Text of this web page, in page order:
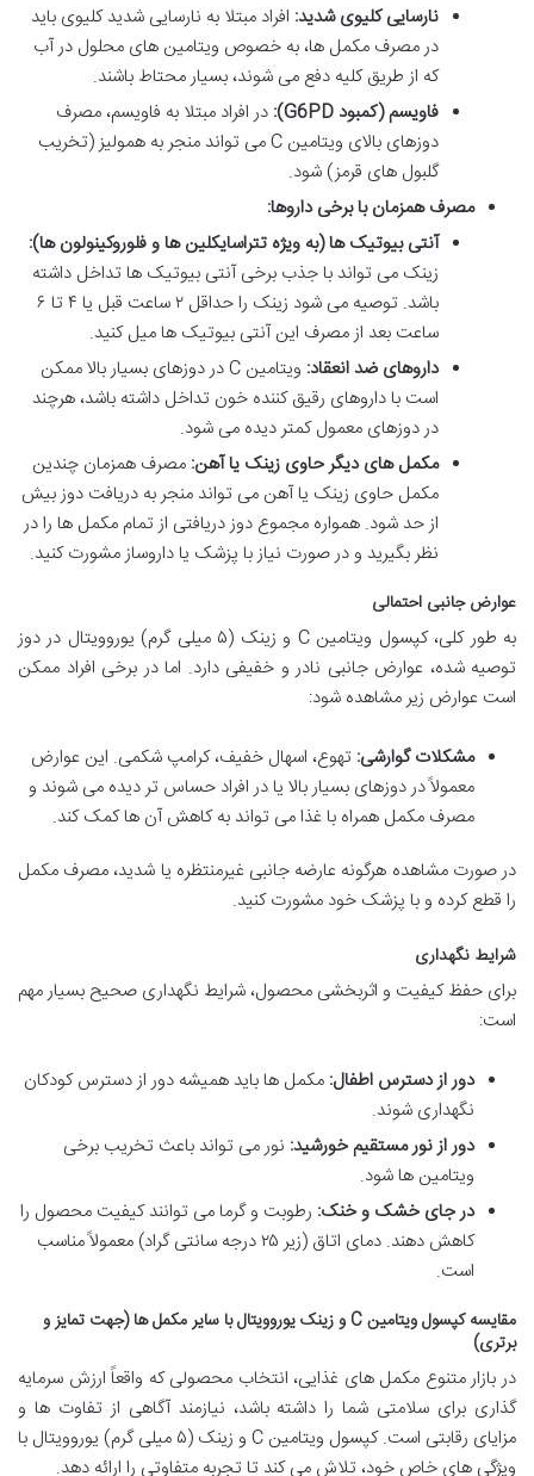
نارسایی کلیوی شدید: افراد مبتلا به نارسایی شدید کلیوی باید
در مصرف مکمل ها، به خصوص ویتامین های محلول در آب
که از طریق کلیه دفع می شوند، بسیار محتاط باشند.
فاویسم (کمبود G6PD):
در افراد مبتلا به فاویسم، مصرف
دوزهای بالای ویتامین C می تواند منجر به همولیز (تخریب
گلبول های قرمز) شود.
مصرف همزمان با برخی داروها:
آنتی بیوتیک ها (به ویژه تتراسایکلین ها و فلوروکینولون ها):
زینک می تواند با جذب برخی آنتی بیوتیک ها تداخل داشته
باشد. توصیه می شود زینک را حداقل ۲ ساعت قبل یا ۴ تا ۶
ساعت بعد از مصرف این آنتی بیوتیک ها میل کنید.
داروهای ضد انعقاد:
ویتامین C در دوزهای بسیار بالا ممکن
است با داروهای رقیق کننده خون تداخل داشته باشد، هرچند
در دوزهای معمول کمتر دیده می شود.
مکمل های دیگر حاوی زینک یا آهن: مصرف همزمان چندین
مکمل حاوی زینک یا آهن می تواند منجر به دریافت دوز بیش
از حد شود. همواره مجموع دوز دریافتی از تمام مکمل ها را در
نظر بگیرید و در صورت نیاز با پزشک یا داروساز مشورت کنید.
عوارض جانبی احتمالی
به طور کلی، کپسول ویتامین C و زینک (۵ میلی گرم) یوروویتال در دوز
توصیه شده، عوارض جانبی نادر و خفیفی دارد. اما در برخی افراد ممکن
است عوارض زیر مشاهده شود:
مشکلات گوارشی: تهوع، اسهال خفیف، کرامپ شکمی. این عوارض
معمولاً در دوزهای بسیار بالا یا در افراد حساس تر دیده می شوند و
مصرف مکمل همراه با غذا می تواند به کاهش آن ها کمک کند.
در صورت مشاهده هرگونه عارضه جانبی غیرمنتظره یا شدید، مصرف مکمل
را قطع کرده و با پزشک خود مشورت کنید.
شرایط نگهداری
برای حفظ کیفیت و اثربخشی محصول، شرایط نگهداری صحیح بسیار مهم
است:
دور از دسترس اطفال: مکمل ها باید همیشه دور از دسترس کودکان
نگهداری شوند.
دور از نور مستقیم خورشید: نور می تواند باعث تخریب برخی
ویتامین ها شود.
در جای خشک و خنک: رطوبت و گرما می توانند کیفیت محصول را
کاهش دهند. دمای اتاق (زیر ۲۵ درجه سانتی گراد) معمولاً مناسب
است.
مقایسه کپسول ویتامین C و زینک یوروویتال با سایر مکمل ها (جهت تمایز و
برتری)
در بازار متنوع مکمل های غذایی، انتخاب محصولی که واقعاً ارزش سرمایه
گذاری برای سلامتی شما را داشته باشد، نیازمند آگاهی از تفاوت ها و
مزایای رقابتی است. کپسول ویتامین C و زینک (۵ میلی گرم) یوروویتال با
ویژگی های خاص خود، تلاش می کند تا تجربه متفاوتی را ارائه دهد.